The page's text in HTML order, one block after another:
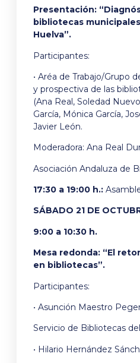
Presentación:
bibliotecas
Huelva”.
Participantes:
• Aréa de Trabajo/Grupo
y prospectiva de las
(Ana Real, Soledad
García, Mónica García,
Javier León.
Moderadora: Ana Real
Asociación Andaluza de
17:30 a 19:00 h.:
SÁBADO 21 DE
9:00 a 10:30 h.
Mesa redonda: “El
en bibliotecas”.
Participantes:
• Asunción Maestro
Servicio de Bibliotecas
• Hilario Hernández